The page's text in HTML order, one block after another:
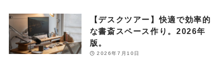
【デスクツアー】快適で効率的
な書斎スペース作り。2026年
版。
2026年7月10日